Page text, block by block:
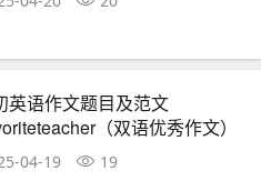
英语作文题目及范文
（双语优秀作文）
04-19 19